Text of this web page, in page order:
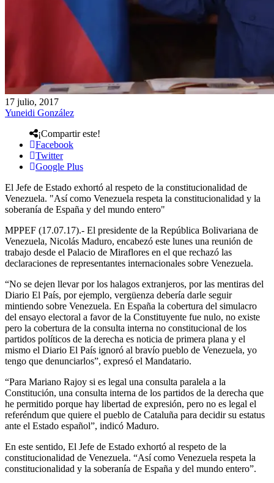
17 julio, 2017
Yuneidi González
¡Compartir este!
Facebook
Twitter
Google Plus
El Jefe de Estado exhortó al respeto de la constitucionalidad de
Venezuela. "Así como Venezuela respeta la constitucionalidad y la
soberanía de España y del mundo entero"
MPPEF (17.07.17).- El presidente de la República Bolivariana de
Venezuela, Nicolás Maduro, encabezó este lunes una reunión de
trabajo desde el Palacio de Miraflores en el que rechazó las
declaraciones de representantes internacionales sobre Venezuela.
“No se dejen llevar por los halagos extranjeros, por las mentiras del
Diario El País, por ejemplo, vergüenza debería darle seguir
mintiendo sobre Venezuela. En España la cobertura del simulacro
del ensayo electoral a favor de la Constituyente fue nulo, no existe
pero la cobertura de la consulta interna no constitucional de los
partidos políticos de la derecha es noticia de primera plana y el
mismo el Diario El País ignoró al bravío pueblo de Venezuela, yo
tengo que denunciarlos”, expresó el Mandatario.
“Para Mariano Rajoy si es legal una consulta paralela a la
Constitución, una consulta interna de los partidos de la derecha que
he permitido porque hay libertad de expresión, pero no es legal el
referéndum que quiere el pueblo de Cataluña para decidir su estatus
ante el Estado español”, indicó Maduro.
En este sentido, El Jefe de Estado exhortó al respeto de la
constitucionalidad de Venezuela. “Así como Venezuela respeta la
constitucionalidad y la soberanía de España y del mundo entero”.